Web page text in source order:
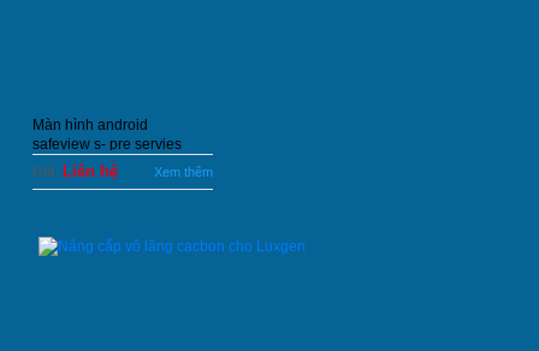
Màn hình android
safeview s- pre servies
Giá: Liên hệ Xem thêm